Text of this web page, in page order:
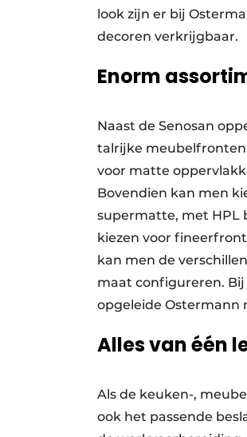
look zijn er bij
decoren verkrijgbaar.
Enorm
Naast de Senosan
talrijke meubelfronten
voor matte
Bovendien kan men
supermatte, met HPL
kiezen voor
kan men de
maat configureren. Bij
opgeleide Ostermann
Alles van één
Als de keuken-,
ook het passende